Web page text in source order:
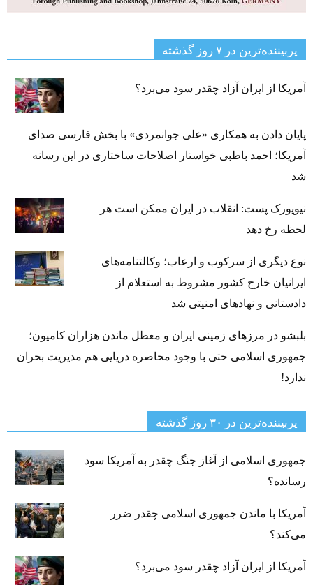
پربیننده‌ترین‌ در ۷ روز گذشته
آمریکا از ایران آزاد چقدر سود می‌برد؟
پایان دادن به همکاری «علی جوانمردی» با بخش فارسی صدای
آمریکا؛ احمد باطبی خواستار اصلاحات ساختاری در این رسانه
شد
نیویورک پست: انقلاب در ایران ممکن است هر
لحظه رخ دهد
نوع دیگری از سرکوب و ارعاب؛ وکالتنامه‌های
ایرانیان خارج کشور مشروط به استعلام از
دادستانی و نهادهای امنیتی شد
بلبشو در مرزهای زمینی ایران و معطل ماندن هزاران کامیون؛
جمهوری اسلامی حتی با وجود محاصره دریایی هم مدیریت بحران
ندارد!
پربیننده‌ترین‌ در ۳۰ روز گذشته
جمهوری اسلامی از آغاز جنگ چقدر به آمریکا سود
رسانده؟
آمریکا با ماندن جمهوری اسلامی چقدر ضرر
می‌کند؟
آمریکا از ایران آزاد چقدر سود می‌برد؟